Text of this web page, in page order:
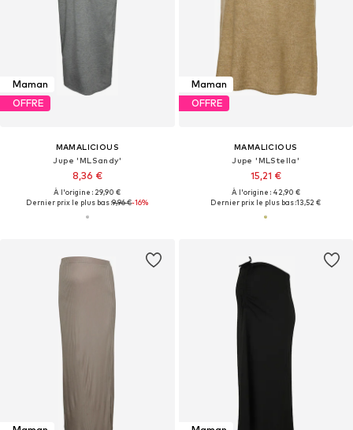
Maman
OFFRE
MAMALICIOUS
Jupe 'MLSandy'
8,36 €
À l'origine : 29,90 €
Dernier prix le plus bas :9,96 €-16%
Maman
OFFRE
MAMALICIOUS
Jupe 'MLStella'
15,21 €
À l'origine : 42,90 €
Dernier prix le plus bas :13,52 €